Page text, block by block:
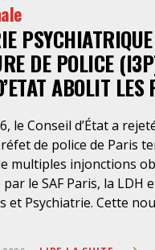
DE POLICE
ABOLIT
le Conseil d’État a
de police de Paris
multiples injonctions
le SAF Paris, la LDH
et Psychiatrie. Cette
à l’infirmerie